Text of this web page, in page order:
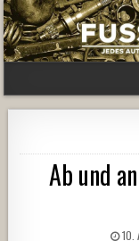
Ab und
10.